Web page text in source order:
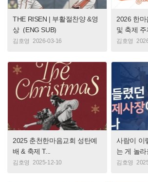
THE RISEN | 부활절찬양 &영
상_(ENG SUB)
김호영 2026-03-16
2026 한
및 축제 주
김호영
2025 춘천한마음교회 성탄예
배 & 축제 T...
김호영 2025-12-10
사람이 이
는 게 놀라
김호영